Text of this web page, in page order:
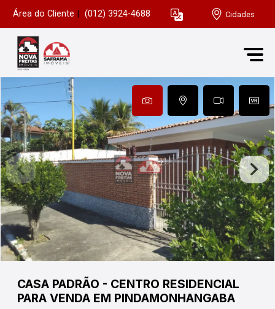
Área do Cliente (012) 3924-4688 Cidades
CASA PADRÃO - CENTRO RESIDENCIAL
PARA VENDA EM PINDAMONHANGABA